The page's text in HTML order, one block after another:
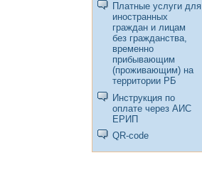
Платные услуги для
иностранных
граждан и лицам
без гражданства,
временно
прибывающим
(проживающим) на
территории РБ
Инструкция по
оплате через АИС
ЕРИП
QR-code